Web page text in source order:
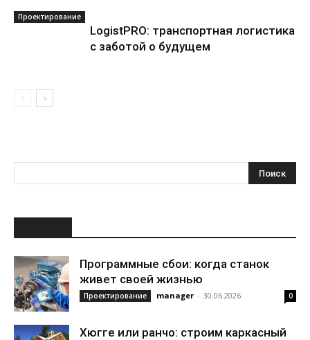
Проектирование
LogistPRO: транспортная логистика
с заботой о будущем
Программные сбои: когда станок
живет своей жизнью
Проектирование manager - 30.06.2026 0
Хюгге или ранчо: строим каркасный